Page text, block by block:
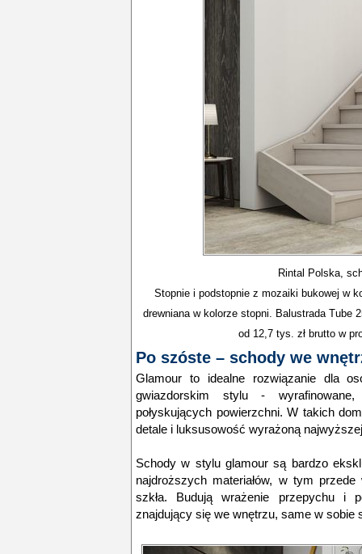
Rintal Polska,
Stopnie i podstopnie z mozaiki bukowej w
drewniana w kolorze stopni. Balustrada Tube
od 12,7 tys. zł brutto w
Po szóste – schody we
Glamour to idealne rozwiązanie dla
gwiazdorskim stylu -
połyskujących powierzchni. W takich
detale i luksusowość wyrażoną
Schody w stylu glamour są bardzo
najdroższych materiałów, w tym
szkła. Budują wrażenie przepychu i
znajdujący się we wnętrzu, same w sobie